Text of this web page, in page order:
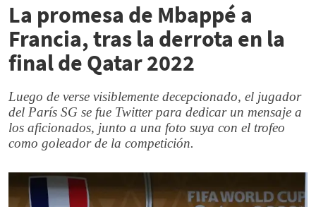
La promesa de Mbappé a
Francia, tras la derrota en la
final de Qatar 2022
Luego de verse visiblemente decepcionado, el jugador
del París SG se fue Twitter para dedicar un mensaje a
los aficionados, junto a una foto suya con el trofeo
como goleador de la competición.